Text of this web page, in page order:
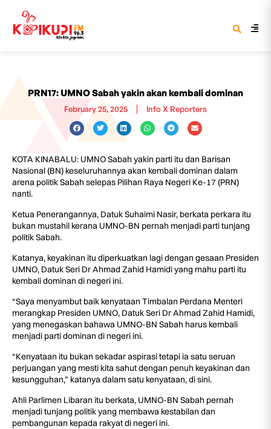
PRN17: UMNO Sabah yakin akan kembali dominan
February 25, 2025 Info X Reporters
KOTA KINABALU: UMNO Sabah yakin parti itu dan Barisan
Nasional (BN) keseluruhannya akan kembali dominan dalam
arena politik Sabah selepas Pilihan Raya Negeri Ke-17 (PRN)
nanti.
Ketua Penerangannya, Datuk Suhaimi Nasir, berkata perkara itu
bukan mustahil kerana UMNO-BN pernah menjadi parti tunjang
politik Sabah.
Katanya, keyakinan itu diperkuatkan lagi dengan gesaan Presiden
UMNO, Datuk Seri Dr Ahmad Zahid Hamidi yang mahu parti itu
kembali dominan di negeri ini.
“Saya menyambut baik kenyataan Timbalan Perdana Menteri
merangkap Presiden UMNO, Datuk Seri Dr Ahmad Zahid Hamidi,
yang menegaskan bahawa UMNO-BN Sabah harus kembali
menjadi parti dominan di negeri ini.
“Kenyataan itu bukan sekadar aspirasi tetapi ia satu seruan
perjuangan yang mesti kita sahut dengan penuh keyakinan dan
kesungguhan,” katanya dalam satu kenyataan, di sini.
Ahli Parlimen Libaran itu berkata, UMNO-BN Sabah pernah
menjadi tunjang politik yang membawa kestabilan dan
pembangunan kepada rakyat di negeri ini.